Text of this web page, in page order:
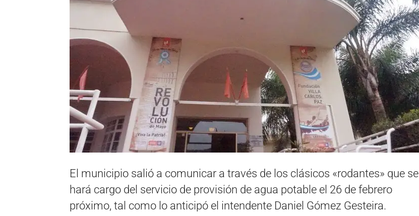
El municipio salió a comunicar a través de los clásicos «rodantes» que se
hará cargo del servicio de provisión de agua potable el 26 de febrero
próximo, tal como lo anticipó el intendente Daniel Gómez Gesteira.